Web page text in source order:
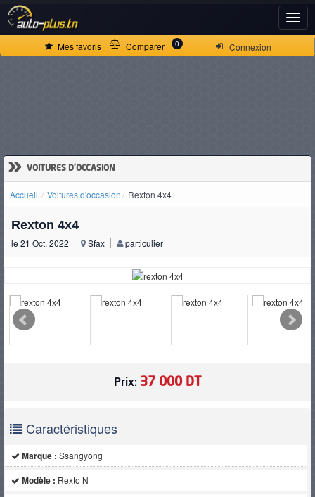
Connexion
Mes favoris Comparer 0
» VOITURES D'OCCASION
Accueil Voitures d'occasion Rexton 4x4
Rexton 4x4
le 21 Oct. 2022 Sfax particulier
Prix: 37 000 DT
Caractéristiques
Marque : Ssangyong
Modèle : Rexto N
ACCUEIL
D'OCCASION